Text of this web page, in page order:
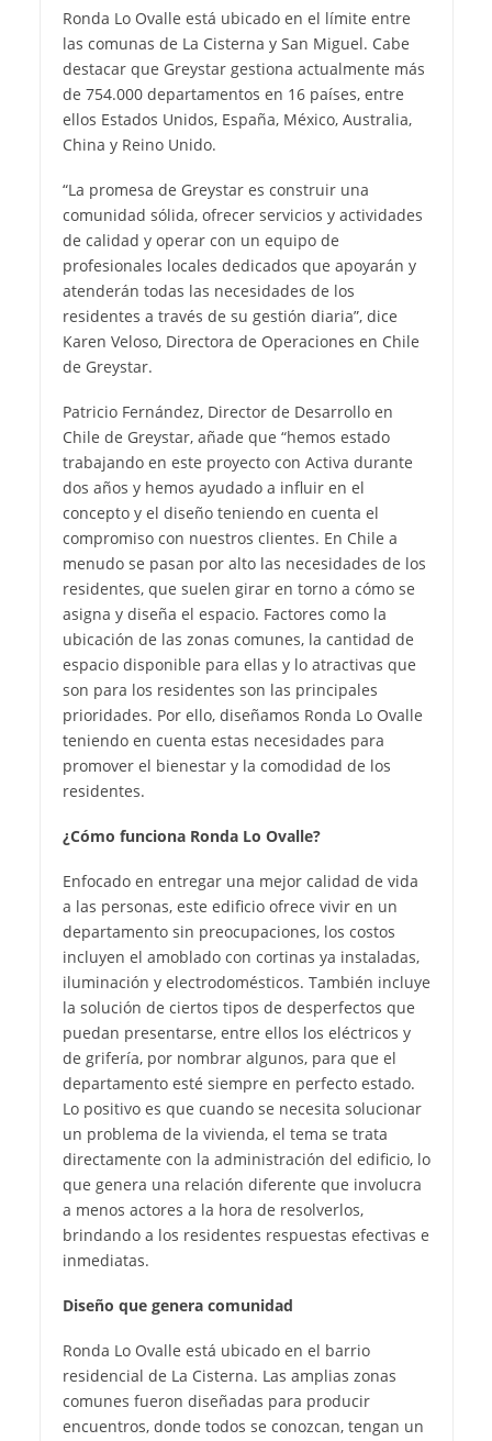
Ronda Lo Ovalle está ubicado en el límite entre
las comunas de La Cisterna y San Miguel. Cabe
destacar que Greystar gestiona actualmente más
de 754.000 departamentos en 16 países, entre
ellos Estados Unidos, España, México, Australia,
China y Reino Unido.
“La promesa de Greystar es construir una
comunidad sólida, ofrecer servicios y actividades
de calidad y operar con un equipo de
profesionales locales dedicados que apoyarán y
atenderán todas las necesidades de los
residentes a través de su gestión diaria”, dice
Karen Veloso, Directora de Operaciones en Chile
de Greystar.
Patricio Fernández, Director de Desarrollo en
Chile de Greystar, añade que “hemos estado
trabajando en este proyecto con Activa durante
dos años y hemos ayudado a influir en el
concepto y el diseño teniendo en cuenta el
compromiso con nuestros clientes. En Chile a
menudo se pasan por alto las necesidades de los
residentes, que suelen girar en torno a cómo se
asigna y diseña el espacio. Factores como la
ubicación de las zonas comunes, la cantidad de
espacio disponible para ellas y lo atractivas que
son para los residentes son las principales
prioridades. Por ello, diseñamos Ronda Lo Ovalle
teniendo en cuenta estas necesidades para
promover el bienestar y la comodidad de los
residentes.
¿Cómo funciona Ronda Lo Ovalle?
Enfocado en entregar una mejor calidad de vida
a las personas, este edificio ofrece vivir en un
departamento sin preocupaciones, los costos
incluyen el amoblado con cortinas ya instaladas,
iluminación y electrodomésticos. También incluye
la solución de ciertos tipos de desperfectos que
puedan presentarse, entre ellos los eléctricos y
de grifería, por nombrar algunos, para que el
departamento esté siempre en perfecto estado.
Lo positivo es que cuando se necesita solucionar
un problema de la vivienda, el tema se trata
directamente con la administración del edificio, lo
que genera una relación diferente que involucra
a menos actores a la hora de resolverlos,
brindando a los residentes respuestas efectivas e
inmediatas.
Diseño que genera comunidad
Ronda Lo Ovalle está ubicado en el barrio
residencial de La Cisterna. Las amplias zonas
comunes fueron diseñadas para producir
encuentros, donde todos se conozcan, tengan un